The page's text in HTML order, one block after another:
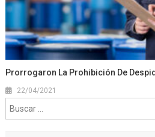
Prorrogaron La Prohibición De
22/04/2021